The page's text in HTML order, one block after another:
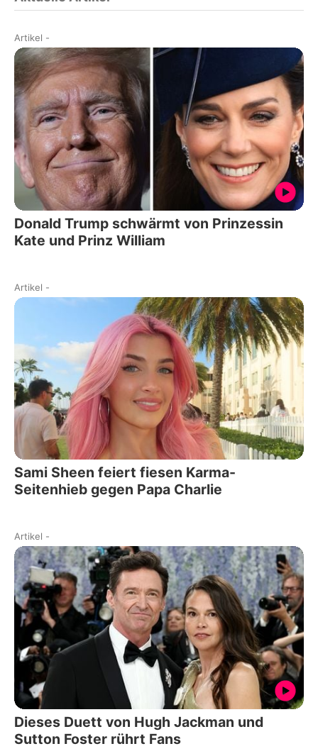
Artikel -
Donald Trump schwärmt von Prinzessin
Kate und Prinz William
Artikel -
Sami Sheen feiert fiesen Karma-
Seitenhieb gegen Papa Charlie
Artikel -
Dieses Duett von Hugh Jackman und
Sutton Foster rührt Fans